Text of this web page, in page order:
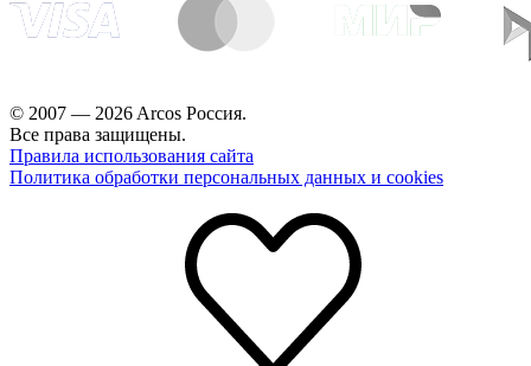
© 2007 — 2026 Arcos Россия.
Все права защищены.
Правила использования сайта
Политика обработки персональных данных и cookies